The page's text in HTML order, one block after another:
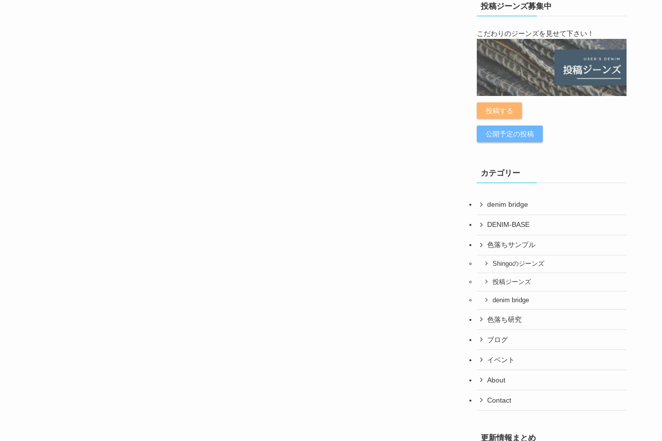
投稿ジーンズ募集中
こだわりのジーンズを見せて下さい！
投稿する
公開予定の投稿
カテゴリー
denim bridge
DENIM-BASE
色落ちサンプル
Shingoのジーンズ
投稿ジーンズ
denim bridge
色落ち研究
ブログ
イベント
About
Contact
更新情報まとめ